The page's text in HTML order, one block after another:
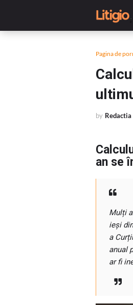
Pagina de
by
an se
Mulți
ieși
a
anual
ar fi